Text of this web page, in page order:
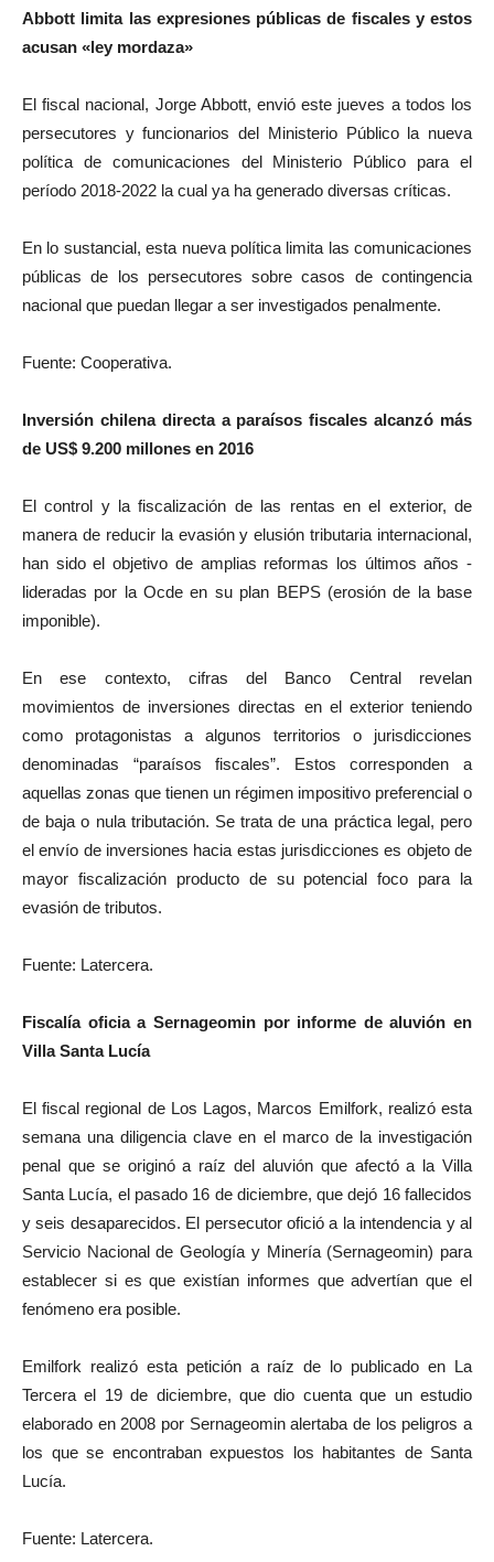
Abbott limita las expresiones públicas de fiscales y estos
acusan «ley mordaza»
El fiscal nacional, Jorge Abbott, envió este jueves a todos los
persecutores y funcionarios del Ministerio Público la nueva
política de comunicaciones del Ministerio Público para el
período 2018-2022 la cual ya ha generado diversas críticas.
En lo sustancial, esta nueva política limita las comunicaciones
públicas de los persecutores sobre casos de contingencia
nacional que puedan llegar a ser investigados penalmente.
Fuente: Cooperativa.
Inversión chilena directa a paraísos fiscales alcanzó más
de US$ 9.200 millones en 2016
El control y la fiscalización de las rentas en el exterior, de
manera de reducir la evasión y elusión tributaria internacional,
han sido el objetivo de amplias reformas los últimos años -
lideradas por la Ocde en su plan BEPS (erosión de la base
imponible).
En ese contexto, cifras del Banco Central revelan
movimientos de inversiones directas en el exterior teniendo
como protagonistas a algunos territorios o jurisdicciones
denominadas “paraísos fiscales”. Estos corresponden a
aquellas zonas que tienen un régimen impositivo preferencial o
de baja o nula tributación. Se trata de una práctica legal, pero
el envío de inversiones hacia estas jurisdicciones es objeto de
mayor fiscalización producto de su potencial foco para la
evasión de tributos.
Fuente: Latercera.
Fiscalía oficia a Sernageomin por informe de aluvión en
Villa Santa Lucía
El fiscal regional de Los Lagos, Marcos Emilfork, realizó esta
semana una diligencia clave en el marco de la investigación
penal que se originó a raíz del aluvión que afectó a la Villa
Santa Lucía, el pasado 16 de diciembre, que dejó 16 fallecidos
y seis desaparecidos. El persecutor ofició a la intendencia y al
Servicio Nacional de Geología y Minería (Sernageomin) para
establecer si es que existían informes que advertían que el
fenómeno era posible.
Emilfork realizó esta petición a raíz de lo publicado en La
Tercera el 19 de diciembre, que dio cuenta que un estudio
elaborado en 2008 por Sernageomin alertaba de los peligros a
los que se encontraban expuestos los habitantes de Santa
Lucía.
Fuente: Latercera.